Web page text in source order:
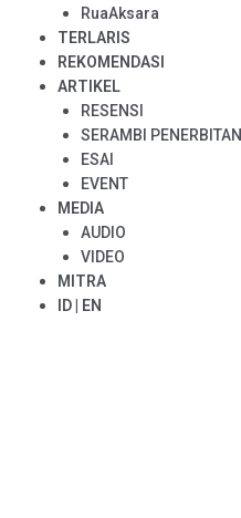
RuaAksara
TERLARIS
REKOMENDASI
ARTIKEL
RESENSI
SERAMBI PENERBITAN
ESAI
EVENT
MEDIA
AUDIO
VIDEO
MITRA
ID
EN